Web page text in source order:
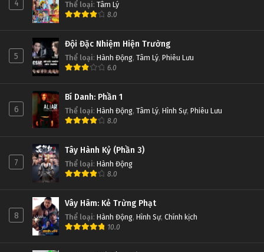
4 Thể loại: Tâm Lý
8.0
5
Đội Đặc Nhiệm Hiện Trường
Thể loại: Hành Động, Tâm Lý, Phiêu Lưu
6.0
6
Bí Danh: Phần 1
Thể loại: Hành Động, Tâm Lý, Hình Sự, Phiêu Lưu
8.0
7
Tây Hành Kỷ (Phần 3)
Thể loại: Hành Động
8.0
8
Vây Hãm: Kẻ Trừng Phạt
Thể loại: Hành Động, Hình Sự, Chính kịch
10.0